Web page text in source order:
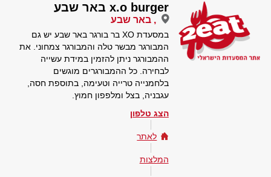
x.o burger באר שבע
, באר שבע
במסעדת XO בר בורגר באר שבע יש גם
המבורגר מבשר טלה והמבורגר צמחוני. את
ההמבורגר ניתן להזמין במידת עשייה
לבחירה. כל ההמבורגרים מוגשים
בלחמנייה טרייה וטעימה, בתוספת חסה,
עגבניה, בצל ומלפפון חמוץ.
הצג טלפון
לאתר
המלצות